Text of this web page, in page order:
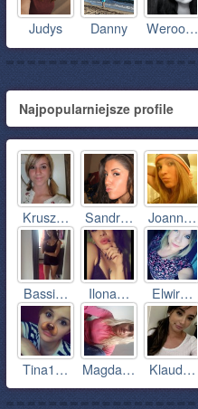
Judys Danny Weroo…
Najpopularniejsze profile
Krusz… Sandr… Joann…
Bassi… Ilona… Elwir…
Tina1… Magda… Klaud…